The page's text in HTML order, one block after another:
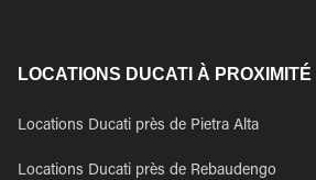
LOCATIONS DUCATI À
Locations Ducati près de Pietra Alta
Locations Ducati près de Rebaudengo